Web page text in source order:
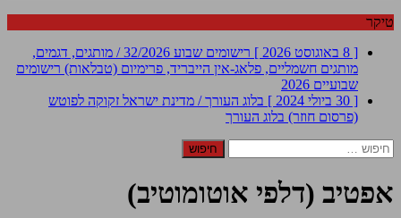
טיקר
[ 8 באוגוסט 2026 ]
רישומים שבוע 32/2026 / מותגים, דגמים,
מותגים חשמליים, פלאג-אין הייבריד, פרימיום (טבלאות) רישומים
שבועיים 2026
[ 30 ביולי 2024 ]
בלוג העורך / מדינת ישראל זקוקה לפוטש
(פרסום חוזר) בלוג העורך
חיפוש:
אפטיב (דלפי אוטומוטיב)